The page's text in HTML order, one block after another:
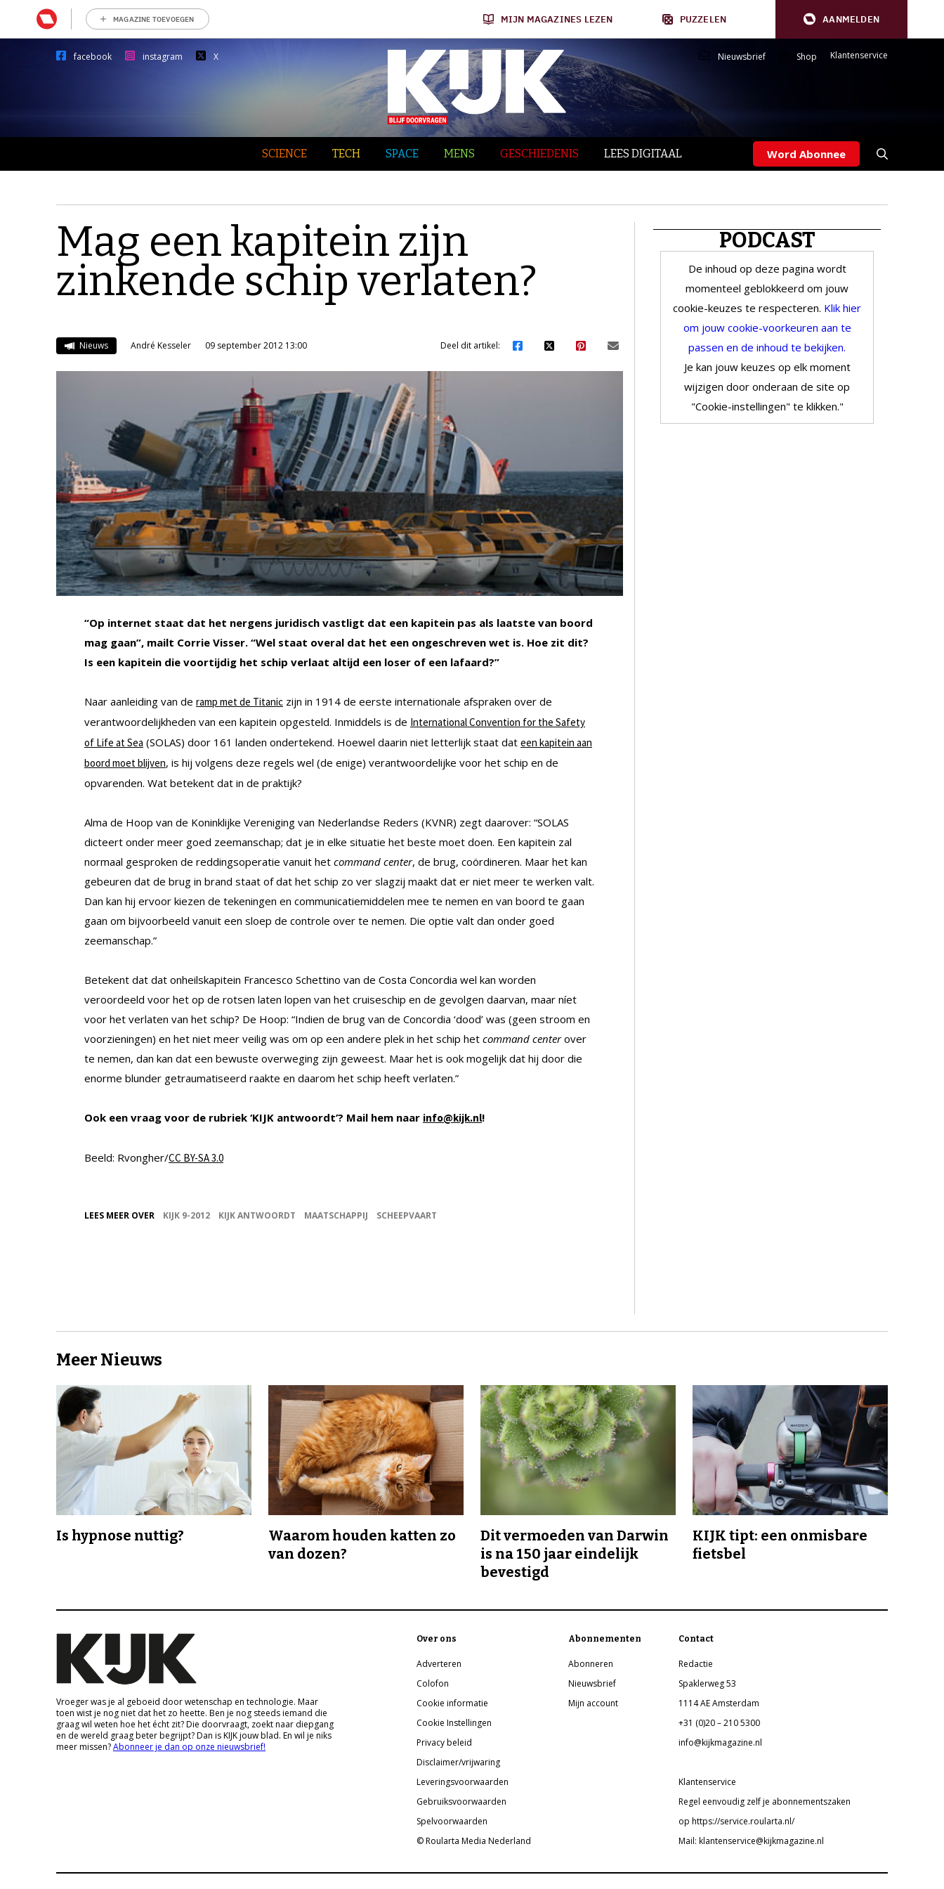
MAGAZINE TOEVOEGEN MIJN MAGAZINES LEZEN PUZZELEN AANMELDEN
facebook instagram X Nieuwsbrief Shop Klantenservice
SCIENCE TECH SPACE MENS GESCHIEDENIS LEES DIGITAAL Word Abonnee
Mag een kapitein zijn
zinkende schip verlaten?
Nieuws André Kesseler 09 september 2012 13:00 Deel dit artikel:
“Op internet staat dat het nergens juridisch vastligt dat een kapitein pas als laatste van boord
mag gaan”, mailt Corrie Visser. “Wel staat overal dat het een ongeschreven wet is. Hoe zit dit?
Is een kapitein die voortijdig het schip verlaat altijd een loser of een lafaard?”
Naar aanleiding van de ramp met de Titanic zijn in 1914 de eerste internationale afspraken over de
verantwoordelijkheden van een kapitein opgesteld. Inmiddels is de International Convention for the Safety
of Life at Sea (SOLAS) door 161 landen ondertekend. Hoewel daarin niet letterlijk staat dat een kapitein aan
boord moet blijven, is hij volgens deze regels wel (de enige) verantwoordelijke voor het schip en de
opvarenden. Wat betekent dat in de praktijk?
Alma de Hoop van de Koninklijke Vereniging van Nederlandse Reders (KVNR) zegt daarover: “SOLAS
dicteert onder meer goed zeemanschap; dat je in elke situatie het beste moet doen. Een kapitein zal
normaal gesproken de reddingsoperatie vanuit het command center, de brug, coördineren. Maar het kan
gebeuren dat de brug in brand staat of dat het schip zo ver slagzij maakt dat er niet meer te werken valt.
Dan kan hij ervoor kiezen de tekeningen en communicatiemiddelen mee te nemen en van boord te gaan
gaan om bijvoorbeeld vanuit een sloep de controle over te nemen. Die optie valt dan onder goed
zeemanschap.”
Betekent dat dat onheilskapitein Francesco Schettino van de Costa Concordia wel kan worden
veroordeeld voor het op de rotsen laten lopen van het cruiseschip en de gevolgen daarvan, maar níet
voor het verlaten van het schip? De Hoop: “Indien de brug van de Concordia ‘dood’ was (geen stroom en
voorzieningen) en het niet meer veilig was om op een andere plek in het schip het command centerover
te nemen, dan kan dat een bewuste overweging zijn geweest. Maar het is ook mogelijk dat hij door die
enorme blunder getraumatiseerd raakte en daarom het schip heeft verlaten.”
Ook een vraag voor de rubriek ‘KIJK antwoordt’? Mail hem naar info@kijk.nl!
Beeld: Rvongher/CC BY-SA 3.0
LEES MEER OVER KIJK 9-2012 KIJK ANTWOORDT MAATSCHAPPIJ SCHEEPVAART
PODCAST
De inhoud op deze pagina wordt
momenteel geblokkeerd om jouw
cookie-keuzes te respecteren. Klik hier
om jouw cookie-voorkeuren aan te
passen en de inhoud te bekijken.
Je kan jouw keuzes op elk moment
wijzigen door onderaan de site op
"Cookie-instellingen" te klikken."
Meer Nieuws
Is hypnose nuttig?
Waarom houden katten zo
van dozen?
Dit vermoeden van Darwin
is na 150 jaar eindelijk
bevestigd
KIJK tipt: een onmisbare
fietsbel
Vroeger was je al geboeid door wetenschap en technologie. Maar
toen wist je nog niet dat het zo heette. Ben je nog steeds iemand die
graag wil weten hoe het écht zit? Die doorvraagt, zoekt naar diepgang
en de wereld graag beter begrijpt? Dan is KIJK jouw blad. En wil je niks
meer missen?Abonneer je dan op onze nieuwsbrief!
Over ons
Adverteren
Colofon
Cookie informatie
Cookie Instellingen
Privacy beleid
Disclaimer/vrijwaring
Leveringsvoorwaarden
Gebruiksvoorwaarden
Spelvoorwaarden
© Roularta Media Nederland
Abonnementen
Abonneren
Nieuwsbrief
Mijn account
Contact
Redactie
Spaklerweg 53
1114 AE Amsterdam
+31 (0)20 – 210 5300
info@kijkmagazine.nl
Klantenservice
Regel eenvoudig zelf je abonnementszaken
op https://service.roularta.nl/
Mail: klantenservice@kijkmagazine.nl